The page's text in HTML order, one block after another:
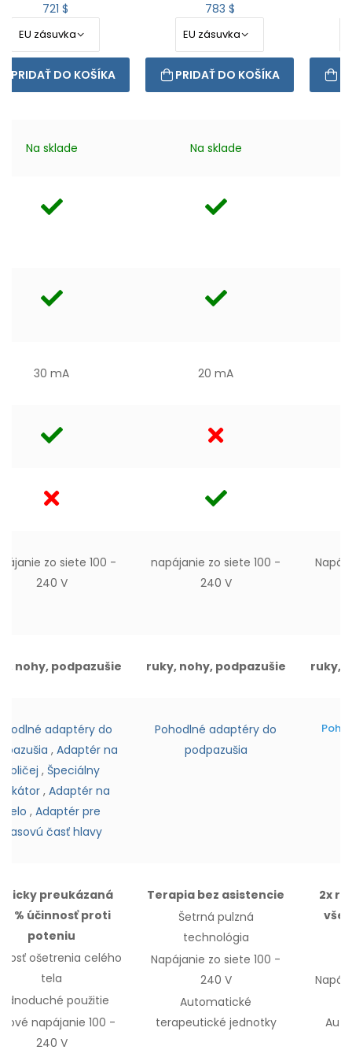
721 $
PRIDAŤ DO KOŠÍKA
783 $
PRIDAŤ DO KOŠÍKA
Na sklade Na sklade
30 mA 20 mA
zo siete 100 -
240 V
napájanie zo siete 100 -
240 V
nohy, podpazušie ruky, nohy, podpazušie ruky,
adaptéry do
, Adaptér na
obličej , Špeciálny
, Adaptér na
čelo , Adaptér pre
vlasovú časť hlavy
Pohodlné adaptéry do
podpazušia
preukázaná
% účinnosť proti
poteniu
ošetrenia celého
tela
použitie
napájanie 100 -
240 V
Terapia bez asistencie
Šetrná pulzná
technológia
Napájanie zo siete 100 -
240 V
Automatické
terapeutické jednotky
2x